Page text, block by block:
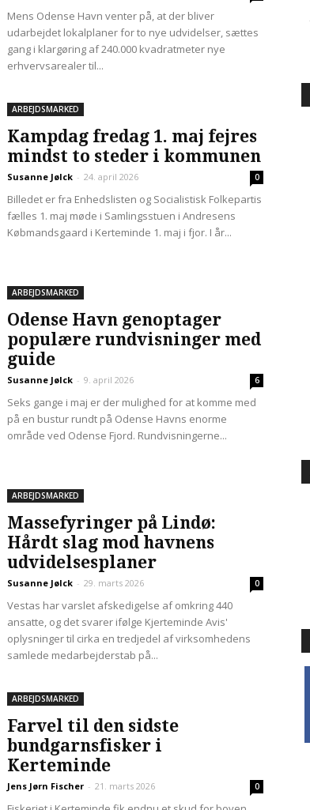
Mens Odense Havn venter på, at der bliver
udarbejdet lokalplaner for to nye udvidelser, sættes
gang i klargøring af 240.000 kvadratmeter nye
erhvervsarealer til...
ARBEJDSMARKED
Kampdag fredag 1. maj fejres
mindst to steder i kommunen
Susanne Jølck - 24. april 2026 0
Billedet er fra Enhedslisten og Socialistisk Folkepartis
fælles 1. maj møde i Samlingsstuen i Andresens
Købmandsgaard i Kerteminde 1. maj i fjor. I år...
ARBEJDSMARKED
Odense Havn genoptager
populære rundvisninger med
guide
Susanne Jølck - 9. april 2026 6
Seks gange i maj er der mulighed for at komme med
på en bustur rundt på Odense Havns enorme
område ved Odense Fjord. Rundvisningerne...
ARBEJDSMARKED
Massefyringer på Lindø:
Hårdt slag mod havnens
udvidelsesplaner
Susanne Jølck - 29. marts 2026 0
Vestas har varslet afskedigelse af omkring 440
ansatte, og det svarer ifølge Kjerteminde Avis'
oplysninger til cirka en tredjedel af virksomhedens
samlede medarbejderstab på...
ARBEJDSMARKED
Farvel til den sidste
bundgarnsfisker i
Kerteminde
Jens Jørn Fischer - 21. marts 2026 0